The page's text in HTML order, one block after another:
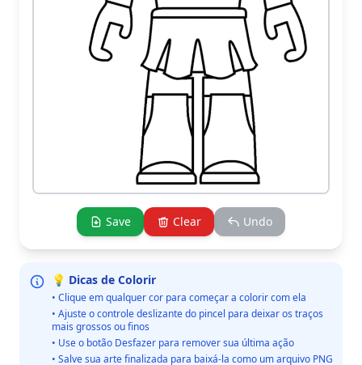
Save Clear Undo
💡 Dicas de Colorir
• Clique em qualquer cor para começar a colorir com ela
• Ajuste o controle deslizante do pincel para deixar os traços
mais grossos ou finos
• Use o botão Desfazer para remover sua última ação
• Salve sua arte finalizada para baixá-la como um arquivo PNG